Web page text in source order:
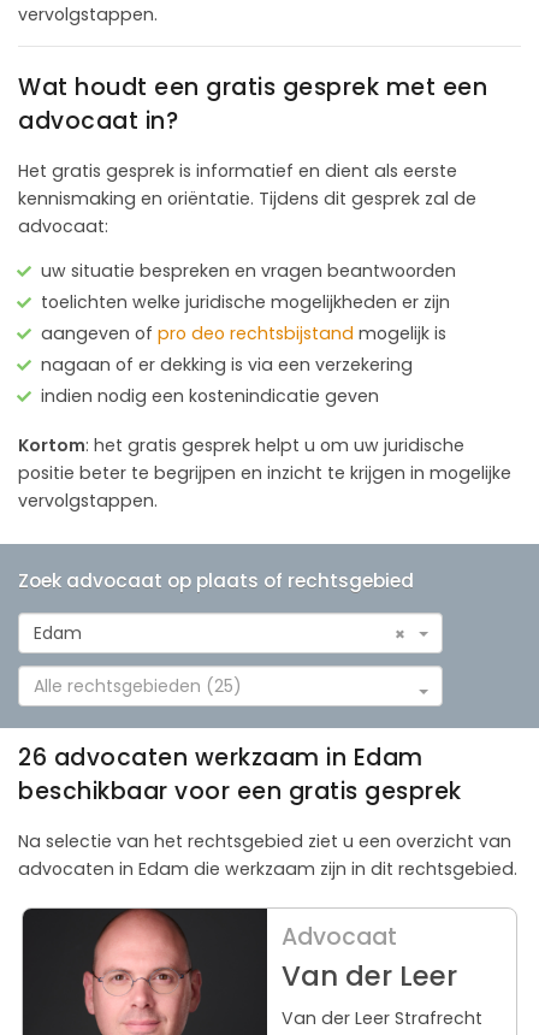
vervolgstappen.
Wat houdt een gratis gesprek met een
advocaat in?
Het gratis gesprek is informatief en dient als eerste
kennismaking en oriëntatie. Tijdens dit gesprek zal de
advocaat:
uw situatie bespreken en vragen beantwoorden
toelichten welke juridische mogelijkheden er zijn
aangeven of pro deo rechtsbijstand mogelijk is
nagaan of er dekking is via een verzekering
indien nodig een kostenindicatie geven
Kortom: het gratis gesprek helpt u om uw juridische
positie beter te begrijpen en inzicht te krijgen in mogelijke
vervolgstappen.
Zoek advocaat op plaats of rechtsgebied
×
Edam
Alle rechtsgebieden (25)
26 advocaten werkzaam in Edam
beschikbaar voor een gratis gesprek
Na selectie van het rechtsgebied ziet u een overzicht van
advocaten in Edam die werkzaam zijn in dit rechtsgebied.
Advocaat
Van der Leer
Van der Leer Strafrecht